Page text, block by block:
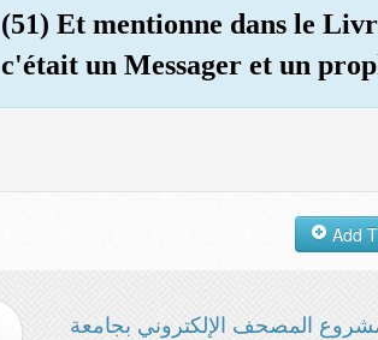
(51) Et mentionne dans le
c'était un Messager et un
المصحف الإلكتروني بجامعة